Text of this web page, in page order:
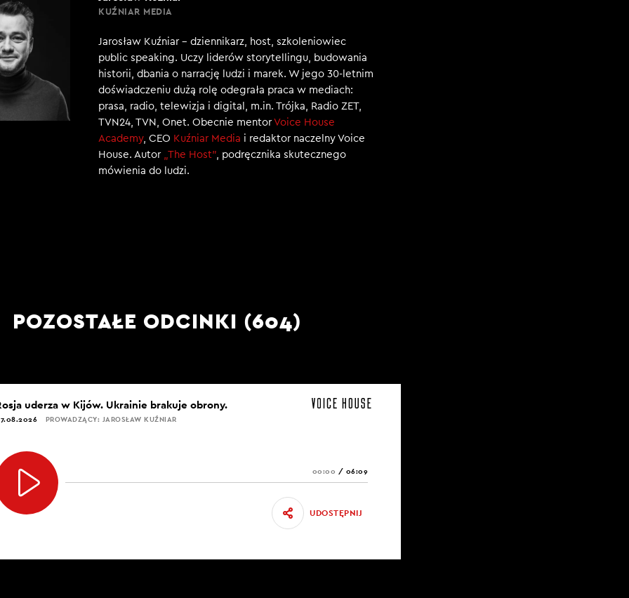
KUŹNIAR MEDIA
Jarosław Kuźniar – dziennikarz, host, szkoleniowiec
public speaking. Uczy liderów storytellingu, budowania
historii, dbania o narrację ludzi i marek. W jego 30-letnim
doświadczeniu dużą rolę odegrała praca w mediach:
prasa, radio, telewizja i digital, m.in. Trójka, Radio ZET,
TVN24, TVN, Onet. Obecnie mentorVoice House
Academy, CEO Kuźniar Media i redaktor naczelny Voice
House. Autor „The Host”, podręcznika skutecznego
mówienia do ludzi.
POZOSTAŁE ODCINKI (604)
uderza w Kijów. Ukrainie brakuje obrony.
PROWADZĄCY: JAROSŁAW KUŹNIAR
00:00 / 06:09
UDOSTĘPNIJ